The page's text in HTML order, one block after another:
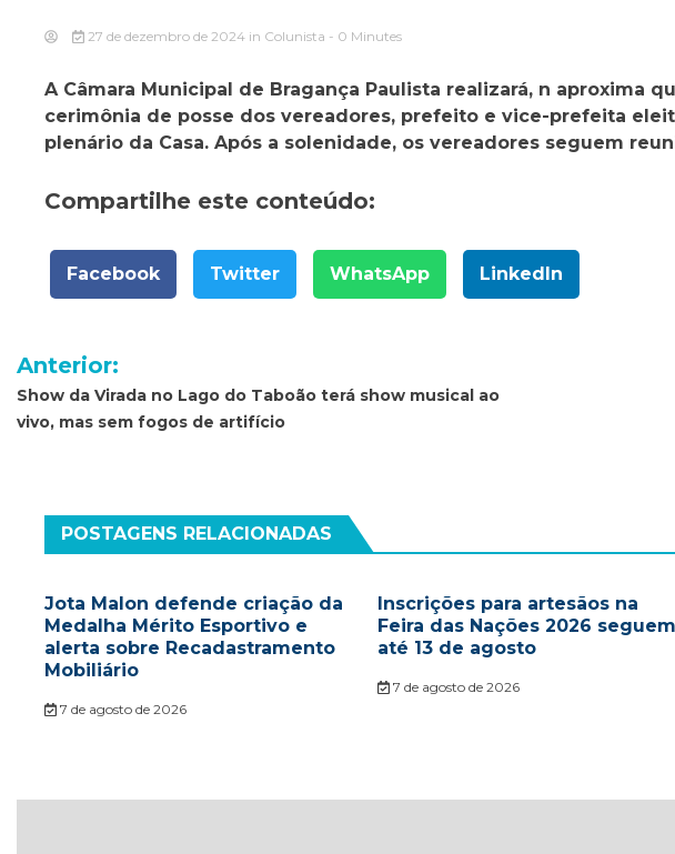
27 de dezembro de 2024 in Colunista - 0 Minutes
A Câmara Municipal de Bragança Paulista realizará, n aproxima
cerimônia de posse dos vereadores, prefeito e vice-prefeita
plenário da Casa. Após a solenidade, os vereadores seguem
Compartilhe este conteúdo:
Facebook Twitter WhatsApp LinkedIn
Navegação
de
Anterior:
Show da Virada no Lago do Taboão terá show musical ao
vivo, mas sem fogos de artifício
POSTAGENS RELACIONADAS
Jota Malon defende criação da
Medalha Mérito Esportivo e
alerta sobre Recadastramento
Mobiliário
7 de agosto de 2026
Inscrições para artesãos na
Feira das Nações 2026 seguem
até 13 de agosto
7 de agosto de 2026